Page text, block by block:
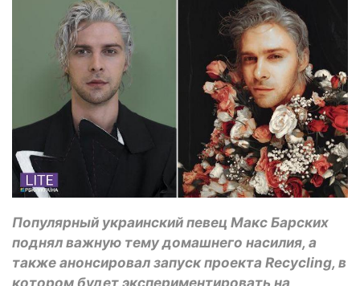
Популярный украинский певец Макс Барских
поднял важную тему домашнего насилия, а
также анонсировал запуск проекта Recycling, в
котором будет экспериментировать на